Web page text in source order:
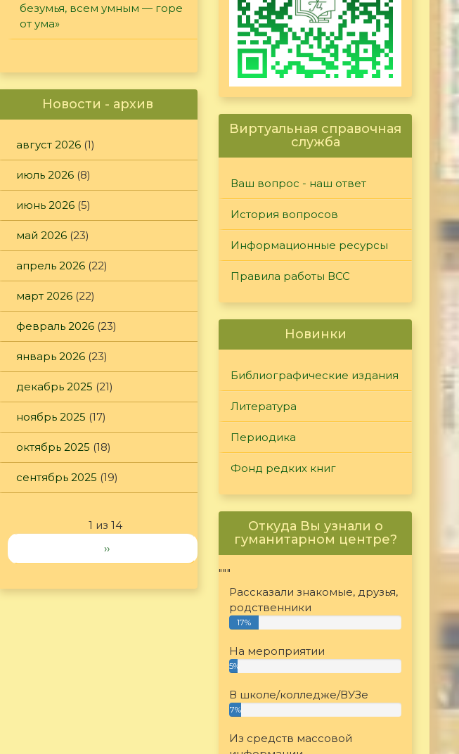
безумья, всем умным — горе
от ума»
Новости - архив
август 2026 (1)
июль 2026 (8)
июнь 2026 (5)
май 2026 (23)
апрель 2026 (22)
март 2026 (22)
февраль 2026 (23)
январь 2026 (23)
декабрь 2025 (21)
ноябрь 2025 (17)
октябрь 2025 (18)
сентябрь 2025 (19)
1 из 14
››
Виртуальная справочная
служба
Ваш вопрос - наш ответ
История вопросов
Информационные ресурсы
Правила работы ВСС
Новинки
Библиографические издания
Литература
Периодика
Фонд редких книг
Откуда Вы узнали о
гуманитарном центре?
"""
Рассказали знакомые, друзья,
родственники
17%
На мероприятии
5%
В школе/колледже/ВУЗе
7%
Из средств массовой